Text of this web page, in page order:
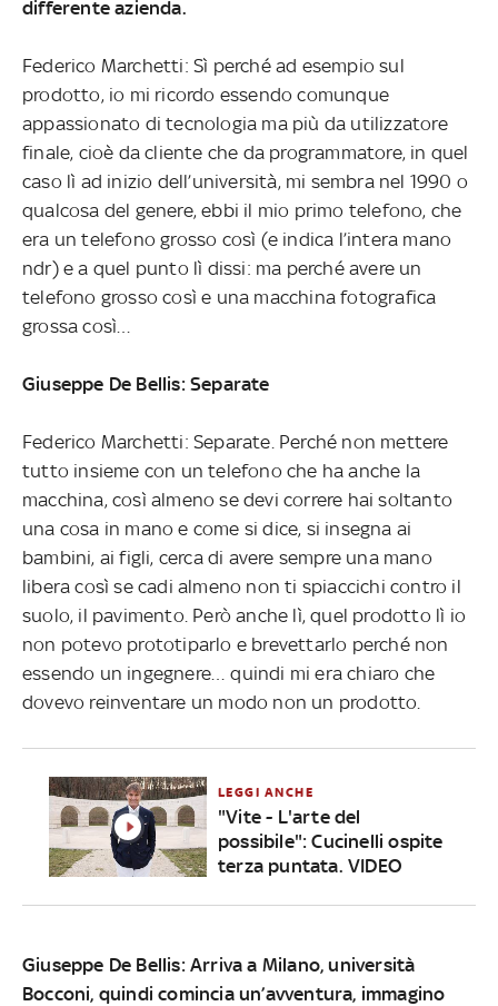
differente azienda.
Federico Marchetti: Sì perché ad esempio sul
prodotto, io mi ricordo essendo comunque
appassionato di tecnologia ma più da utilizzatore
finale, cioè da cliente che da programmatore, in quel
caso lì ad inizio dell’università, mi sembra nel 1990 o
qualcosa del genere, ebbi il mio primo telefono, che
era un telefono grosso così (e indica l’intera mano
ndr) e a quel punto lì dissi: ma perché avere un
telefono grosso così e una macchina fotografica
grossa così…
Giuseppe De Bellis: Separate
Federico Marchetti: Separate. Perché non mettere
tutto insieme con un telefono che ha anche la
macchina, così almeno se devi correre hai soltanto
una cosa in mano e come si dice, si insegna ai
bambini, ai figli, cerca di avere sempre una mano
libera così se cadi almeno non ti spiaccichi contro il
suolo, il pavimento. Però anche lì, quel prodotto lì io
non potevo prototiparlo e brevettarlo perché non
essendo un ingegnere… quindi mi era chiaro che
dovevo reinventare un modo non un prodotto.
LEGGI ANCHE
"Vite - L'arte del
possibile": Cucinelli ospite
terza puntata. VIDEO
Giuseppe De Bellis: Arriva a Milano, università
Bocconi, quindi comincia un’avventura, immagino